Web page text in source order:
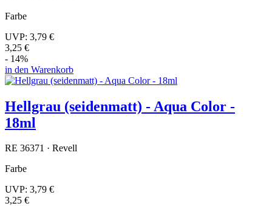
Farbe
UVP: 3,79 €
3,25 €
- 14%
in den Warenkorb
Hellgrau (seidenmatt) - Aqua Color -
18ml
RE 36371 · Revell
Farbe
UVP: 3,79 €
3,25 €